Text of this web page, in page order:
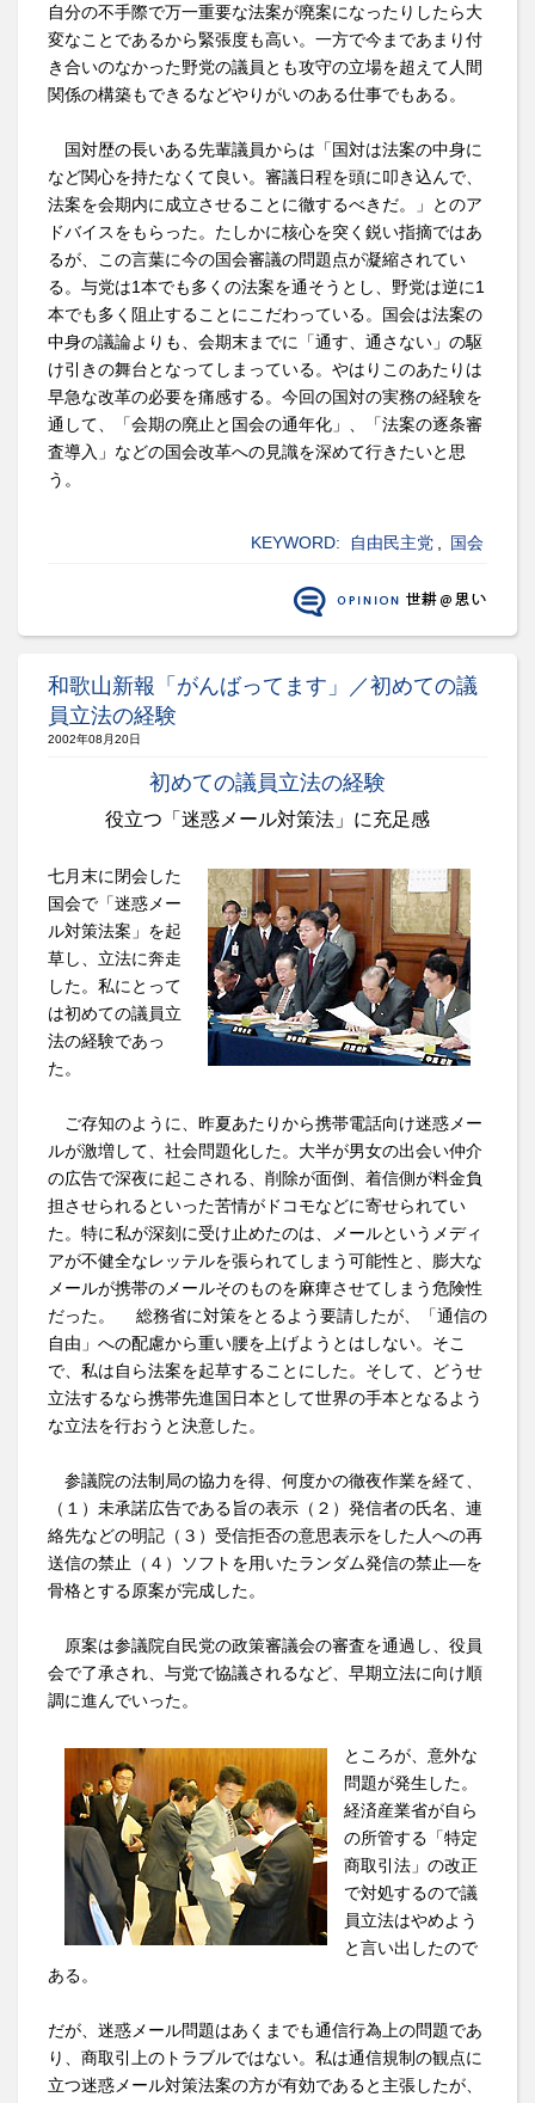
自分の不手際で万一重要な法案が廃案になったりしたら大
変なことであるから緊張度も高い。一方で今まであまり付
き合いのなかった野党の議員とも攻守の立場を超えて人間
関係の構築もできるなどやりがいのある仕事でもある。
国対歴の長いある先輩議員からは「国対は法案の中身に
など関心を持たなくて良い。審議日程を頭に叩き込んで、
法案を会期内に成立させることに徹するべきだ。」とのア
ドバイスをもらった。たしかに核心を突く鋭い指摘ではあ
るが、この言葉に今の国会審議の問題点が凝縮されてい
る。与党は1本でも多くの法案を通そうとし、野党は逆に1
本でも多く阻止することにこだわっている。国会は法案の
中身の議論よりも、会期末までに「通す、通さない」の駆
け引きの舞台となってしまっている。やはりこのあたりは
早急な改革の必要を痛感する。今回の国対の実務の経験を
通して、「会期の廃止と国会の通年化」、「法案の逐条審
査導入」などの国会改革への見識を深めて行きたいと思
う。
KEYWORD: 自由民主党 国会
和歌山新報「がんばってます」／初めての議
員立法の経験
2002年08月20日
初めての議員立法の経験
役立つ「迷惑メール対策法」に充足感
七月末に閉会した
国会で「迷惑メー
ル対策法案」を起
草し、立法に奔走
した。私にとって
は初めての議員立
法の経験であっ
た。
ご存知のように、昨夏あたりから携帯電話向け迷惑メー
ルが激増して、社会問題化した。大半が男女の出会い仲介
の広告で深夜に起こされる、削除が面倒、着信側が料金負
担させられるといった苦情がドコモなどに寄せられてい
た。特に私が深刻に受け止めたのは、メールというメディ
アが不健全なレッテルを張られてしまう可能性と、膨大な
メールが携帯のメールそのものを麻痺させてしまう危険性
だった。 総務省に対策をとるよう要請したが、「通信の
自由」への配慮から重い腰を上げようとはしない。そこ
で、私は自ら法案を起草することにした。そして、どうせ
立法するなら携帯先進国日本として世界の手本となるよう
な立法を行おうと決意した。
参議院の法制局の協力を得、何度かの徹夜作業を経て、
（１）未承諾広告である旨の表示（２）発信者の氏名、連
絡先などの明記（３）受信拒否の意思表示をした人への再
送信の禁止（４）ソフトを用いたランダム発信の禁止―を
骨格とする原案が完成した。
原案は参議院自民党の政策審議会の審査を通過し、役員
会で了承され、与党で協議されるなど、早期立法に向け順
調に進んでいった。
ところが、意外な
問題が発生した。
経済産業省が自ら
の所管する「特定
商取引法」の改正
で対処するので議
員立法はやめよう
と言い出したので
ある。
だが、迷惑メール問題はあくまでも通信行為上の問題であ
り、商取引上のトラブルではない。私は通信規制の観点に
立つ迷惑メール対策法案の方が有効であると主張したが、